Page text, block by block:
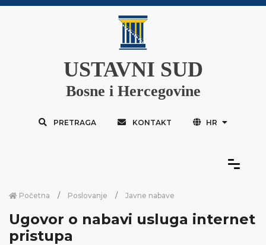
USTAVNI SUD
Bosne i Hercegovine
PRETRAGA KONTAKT HR
Početna Poslovanje Javne nabave
Ugovor o nabavi usluga internet
pristupa